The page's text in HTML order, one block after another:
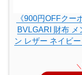
《900円OFFクー
BVLGARI 財布
ン レザー ネイビ